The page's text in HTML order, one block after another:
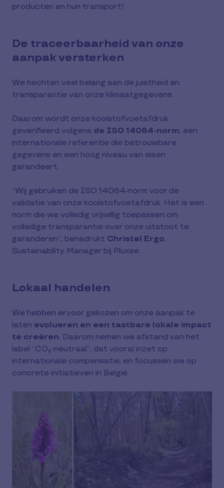
producten en hun transport!
De traceerbaarheid van onze
aanpak versterken
We hechten veel belang aan de juistheid en
transparantie van onze klimaatgegevens.
Daarom wordt onze koolstofvoetafdruk
geverifieerd volgens de ISO 14064-norm, een
internationale referentie die betrouwbare
gegevens en een hoog niveau van eisen
garandeert.
“Wij gebruiken de ISO 14064-norm voor de
validatie van onze koolstofvoetafdruk. Het is een
norm die we volledig vrijwillig toepassen om
volledige transparantie over onze uitstoot te
garanderen”, benadrukt Christel Ergo,
Sustainability Manager bij Pluxee.
Lokaal handelen
We hebben ervoor gekozen om onze aanpak te
laten evolueren en een tastbare lokale impact
te creëren. Daarom nemen we afstand van het
label “CO₂-neutraal”, dat vooral inzet op
internationale compensatie, en focussen we op
concrete initiatieven in België.